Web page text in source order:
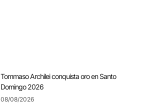
Tommaso Archilei conquista oro en Santo
Domingo 2026
08/08/2026